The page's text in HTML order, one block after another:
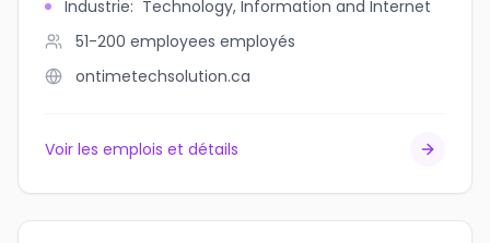
Industrie: Technology, Information and Internet
51-200 employees employés
ontimetechsolution.ca
Voir les emplois et détails